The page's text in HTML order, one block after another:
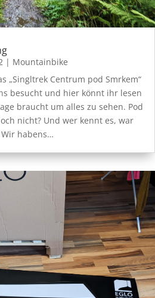
| Mountainbike
„Singltrek Centrum pod Smrkem“
besucht und hier könnt ihr lesen
braucht um alles zu sehen. Pod
nicht? Und wer kennt es, war
habens…